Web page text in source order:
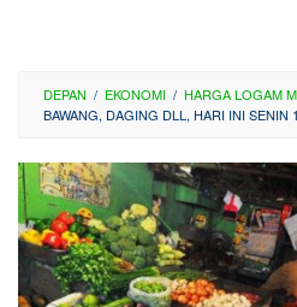
DEPAN / EKONOMI / HARGA LOGAM
BAWANG, DAGING DLL, HARI INI SENIN